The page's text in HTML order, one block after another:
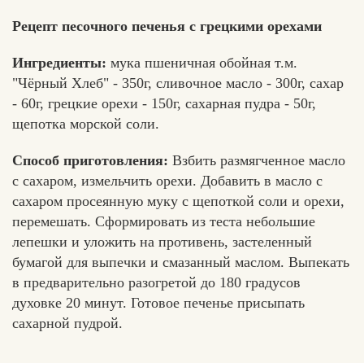
Рецепт песочного печенья с грецкими орехами
Ингредиенты: мука пшеничная обойная т.м.
"Чёрный Хлеб" - 350г, сливочное масло - 300г, сахар
- 60г, грецкие орехи - 150г, сахарная пудра - 50г,
щепотка морской соли.
Способ приготовления: Взбить размягченное масло
с сахаром, измельчить орехи. Добавить в масло с
сахаром просеянную муку с щепоткой соли и орехи,
перемешать. Сформировать из теста небольшие
лепешки и уложить на противень, застеленный
бумагой для выпечки и смазанный маслом. Выпекать
в предварительно разогретой до 180 градусов
духовке 20 минут. Готовое печенье присыпать
сахарной пудрой.